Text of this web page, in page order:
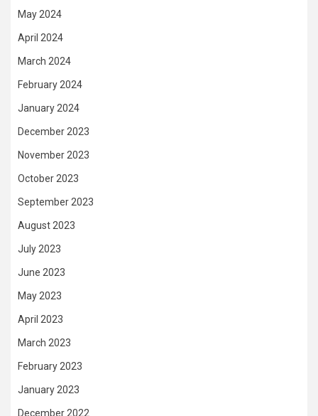
May 2024
April 2024
March 2024
February 2024
January 2024
December 2023
November 2023
October 2023
September 2023
August 2023
July 2023
June 2023
May 2023
April 2023
March 2023
February 2023
January 2023
December 2022